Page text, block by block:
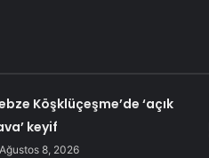
Köşklüçeşme’de ‘açık
keyif
Ağustos 8, 2026